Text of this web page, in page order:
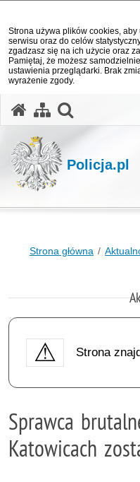
Strona używa plików cookies, aby
serwisu oraz do celów
zgadzasz się na ich użycie oraz
Pamiętaj, że możesz
ustawienia przeglądarki. Brak
wyrażenie zgody.
Policja.pl
Strona główna
Strona
Sprawca
Katowicach